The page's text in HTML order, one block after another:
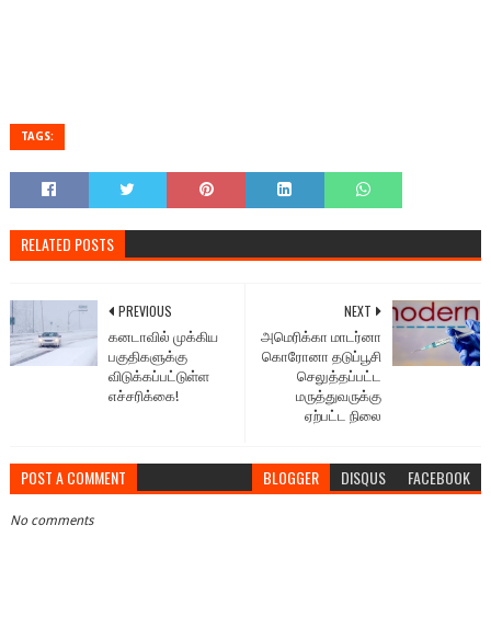
TAGS:
RELATED POSTS
NEXT
அமெரிக்கா மாடர்னா
கொரோனா தடுப்பூசி
செலுத்தப்பட்ட
மருத்துவருக்கு
ஏற்பட்ட நிலை
PREVIOUS
கனடாவில் முக்கிய
பகுதிகளுக்கு
விடுக்கப்பட்டுள்ள
எச்சரிக்கை!
POST A COMMENT BLOGGER DISQUS FACEBOOK
No comments